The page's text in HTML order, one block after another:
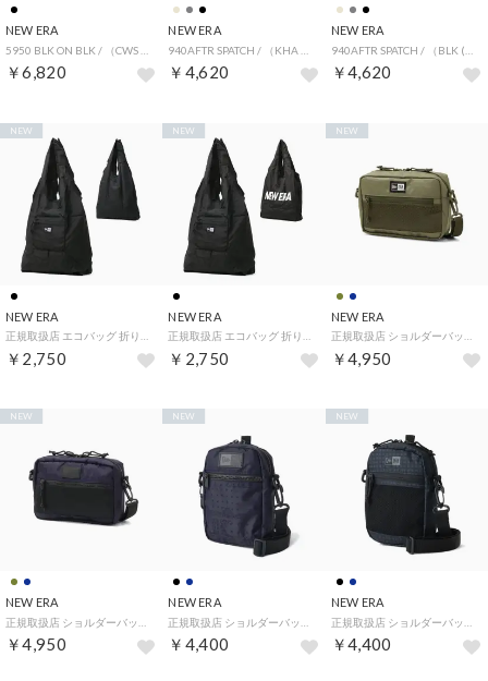
NEW ERA
￥6,820
NEW ERA
￥4,620
NEW ERA
￥4,620
NEW ERA
￥2,750
NEW
NEW ERA
￥2,750
NEW
NEW ERA
￥4,950
NEW
NEW ERA
￥4,950
NEW
NEW ERA
￥4,400
NEW
NEW ERA
￥4,400
NEW